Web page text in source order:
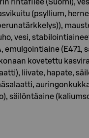
rintafilee (Suomi),
(psyllium,
vesi,
emulgointiaine (E471,
kovetettu
liivate, hapate,
säilöntäaine